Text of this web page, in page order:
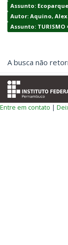
Assunto:
Autor: Aquino,
Assunto: TURISMO
A busca não
Entre em contato |